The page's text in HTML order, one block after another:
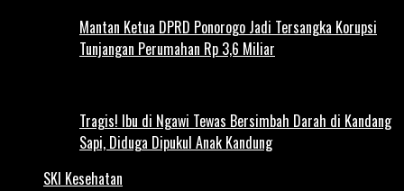
Mantan Ketua DPRD Ponorogo Jadi Tersangka Korupsi
Tunjangan Perumahan Rp 3,6 Miliar
Tragis! Ibu di Ngawi Tewas Bersimbah Darah di Kandang
Sapi, Diduga Dipukul Anak Kandung
SKI Kesehatan